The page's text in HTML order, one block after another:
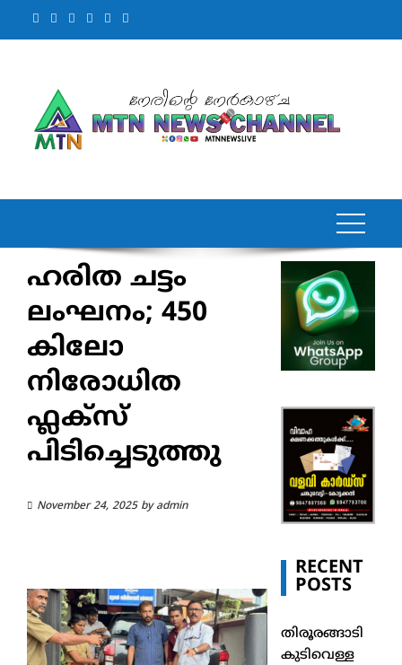
ഹരിത ചട്ടം
ലംഘനം; 450
കിലോ
നിരോധിത
ഫ്ലക്സ്
പിടിച്ചെടുത്തു
November 24, 2025by admin
RECENT
POSTS
തിരൂരങ്ങാടി
കുടിവെള്ള